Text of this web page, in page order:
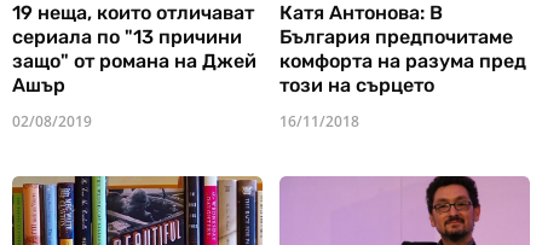
19 неща, които отличават
сериала по "13 причини
защо" от романа на Джей
Ашър
02/08/2019
Катя Антонова: В
България предпочитаме
комфорта на разума пред
този на сърцето
16/11/2018